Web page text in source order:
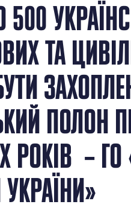
500
ТА
ПОЛОН
РОКІВ – ГО